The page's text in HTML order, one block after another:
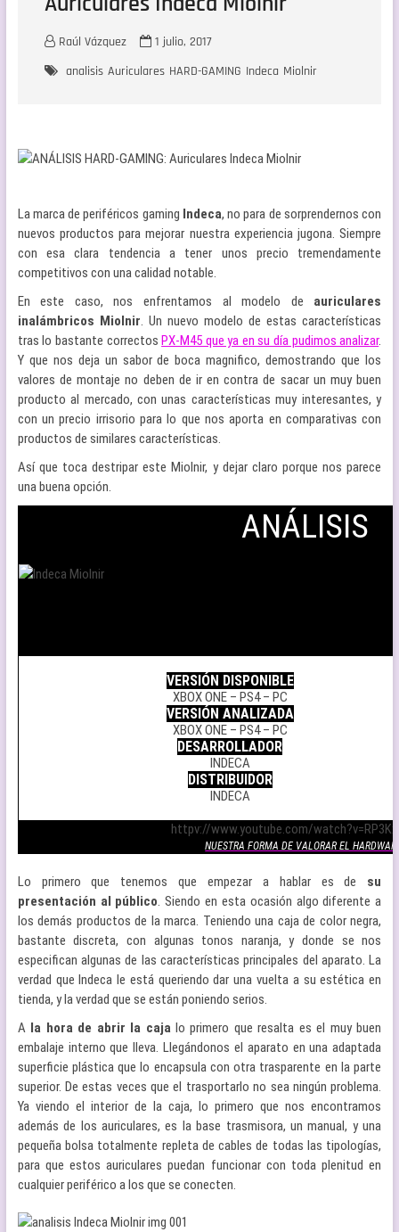
Raúl Vázquez
1 julio, 2017
analisis Auriculares HARD-GAMING Indeca Miolnir
La marca de periféricos gaming Indeca, no para de sorprendernos con
nuevos productos para mejorar nuestra experiencia jugona. Siempre
con esa clara tendencia a tener unos precio tremendamente
competitivos con una calidad notable.
En este caso, nos enfrentamos al modelo de auriculares
inalámbricos Miolnir. Un nuevo modelo de estas características
tras lo bastante correctosPX-M45 que ya en su día pudimos analizar.
Y que nos deja un sabor de boca magnifico, demostrando que los
valores de montaje no deben de ir en contra de sacar un muy buen
producto al mercado, con unas características muy interesantes, y
con un precio irrisorio para lo que nos aporta en comparativas con
productos de similares características.
Así que toca destripar este Miolnir, y dejar claro porque nos parece
una buena opción.
ANÁLISIS
VERSIÓN DISPONIBLE
XBOX ONE – PS4 – PC
VERSIÓN ANALIZADA
XBOX ONE – PS4 – PC
DESARROLLADOR
INDECA
DISTRIBUIDOR
INDECA
httpv://www.youtube.com/
NUESTRA FORMA DE VALORAR EL
Lo primero que tenemos que empezar a hablar es de su
presentación al público. Siendo en esta ocasión algo diferente a
los demás productos de la marca. Teniendo una caja de color negra,
bastante discreta, con algunas tonos naranja, y donde se nos
especifican algunas de las características principales del aparato. La
verdad que Indeca le está queriendo dar una vuelta a su estética en
tienda, y la verdad que se están poniendo serios.
A la hora de abrir la cajalo primero que resalta es el muy buen
embalaje interno que lleva. Llegándonos el aparato en una adaptada
superficie plástica que lo encapsula con otra trasparente en la parte
superior. De estas veces que el trasportarlo no sea ningún problema.
Ya viendo el interior de la caja, lo primero que nos encontramos
además de los auriculares, es la base trasmisora, un manual, y una
pequeña bolsa totalmente repleta de cables de todas las tipologías,
para que estos auriculares puedan funcionar con toda plenitud en
cualquier periférico a los que se conecten.